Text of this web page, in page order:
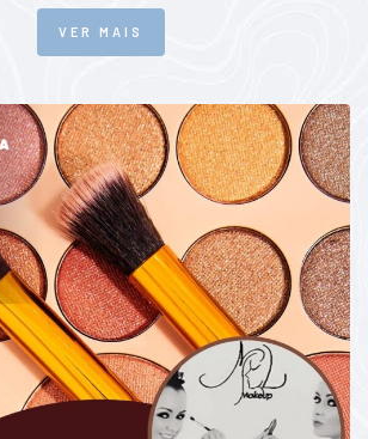
VER MAIS